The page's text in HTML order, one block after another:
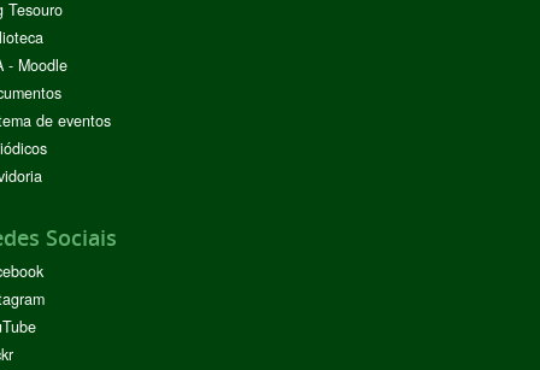
Tesouro
- Moodle
de eventos
Sociais